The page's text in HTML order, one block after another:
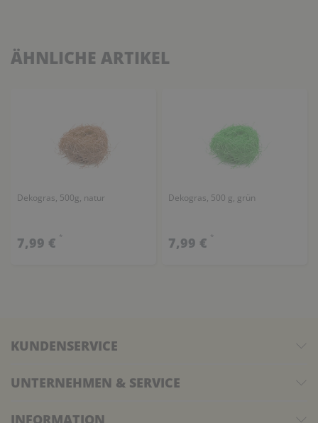
ÄHNLICHE ARTIKEL
Dekogras, 500g, natur
7,99 € *
Dekogras, 500 g, grün
7,99 € *
KUNDENSERVICE
UNTERNEHMEN & SERVICE